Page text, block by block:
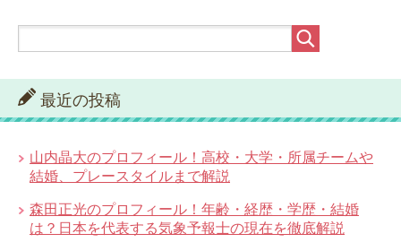
最近の投稿
山内晶大のプロフィール！高校・大学・所属チームや
結婚、プレースタイルまで解説
森田正光のプロフィール！年齢・経歴・学歴・結婚
は？日本を代表する気象予報士の現在を徹底解説